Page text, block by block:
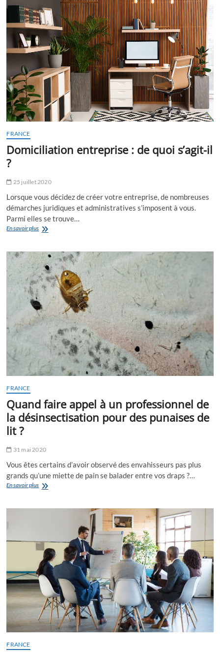
guide
du
parfait
yogi
marseillais
FRANCE
Domiciliation entreprise : de quoi s’agit-il
?
25 juillet 2020
Lorsque vous décidez de créer votre entreprise, de nombreuses
démarches juridiques et administratives s’imposent à vous.
Parmi elles se trouve…
En savoir plusDomiciliation
de
quoi
s’agit-
il
FRANCE
Quand faire appel à un professionnel de
la désinsectisation pour des punaises de
lit ?
31 mai 2020
Vous êtes certains d’avoir observé des envahisseurs pas plus
grands qu’une miette de pain se balader entre vos draps ?…
En savoir plusQuand
à
la
désinsectisation
pour
des
punaises
de
lit
?
FRANCE